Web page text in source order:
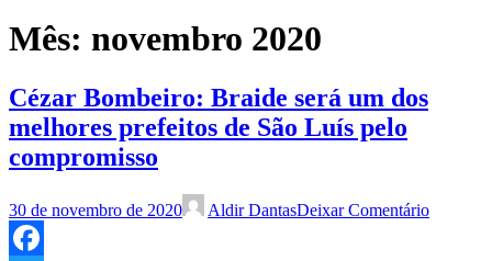
Mês: novembro 2020
Cézar Bombeiro: Braide será um dos
melhores prefeitos de São Luís pelo
compromisso
30 de novembro de 2020 Aldir DantasDeixar Comentário